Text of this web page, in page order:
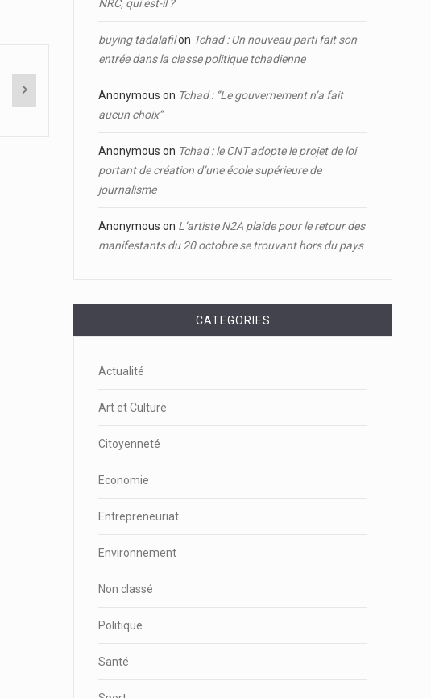
NRC, qui est-il ?
buying tadalafilon Tchad : Un nouveau parti fait son
entrée dans la classe politique tchadienne
Anonymous on Tchad : ‘’Le gouvernement n’a fait
aucun choix’’
Anonymous on Tchad : le CNT adopte le projet de loi
portant de création d’une école supérieure de
journalisme
Anonymous on L’artiste N2A plaide pour le retour des
manifestants du 20 octobre se trouvant hors du pays
CATEGORIES
Actualité
Art et Culture
Citoyenneté
Economie
Entrepreneuriat
Environnement
Non classé
Politique
Santé